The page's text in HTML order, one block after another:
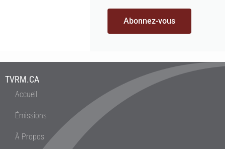
Abonnez-vous
TVRM.CA
Accueil
Émissions
À Propos